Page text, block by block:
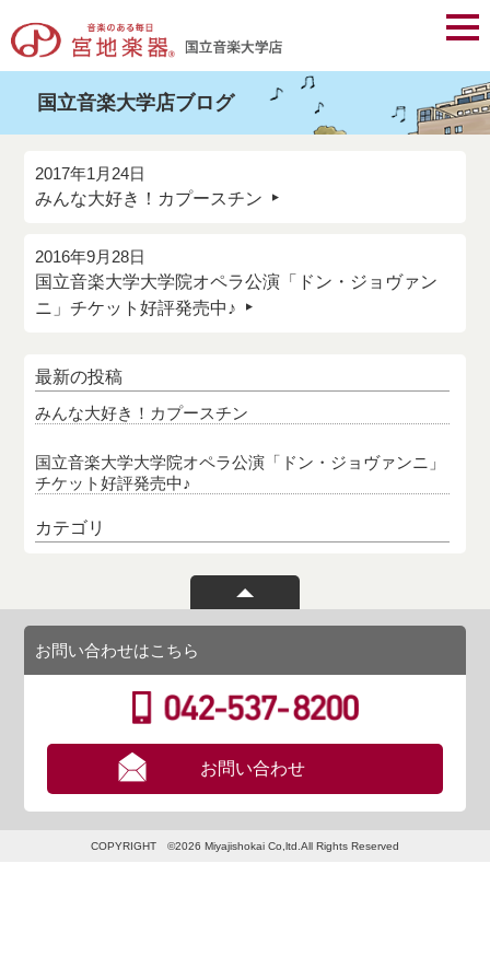
国立音楽大学店ブログ
2017年1月24日
みんな大好き！カプースチン
2016年9月28日
国立音楽大学大学院オペラ公演「ドン・ジョヴァン
ニ」チケット好評発売中♪
最新の投稿
みんな大好き！カプースチン
国立音楽大学大学院オペラ公演「ドン・ジョヴァンニ」
チケット好評発売中♪
カテゴリ
お問い合わせはこちら
お問い合わせ
COPYRIGHT ©2026 Miyajishokai Co,ltd.All Rights Reserved